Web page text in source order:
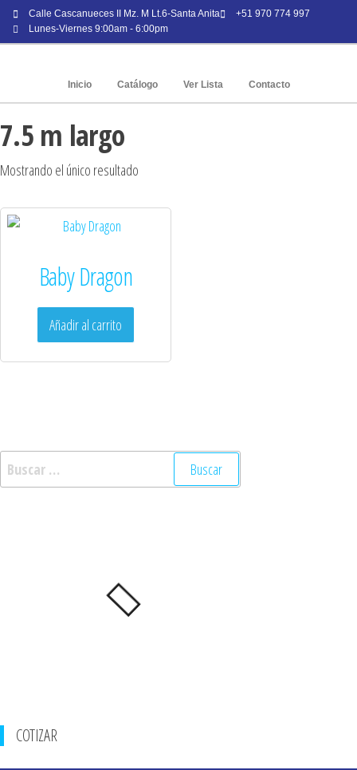
Calle Cascanueces II Mz. M Lt.6-Santa Anita
+51 970 774 997
Lunes-Viernes 9:00am - 6:00pm
Inicio Catálogo Ver Lista Contacto
7.5 m largo
Mostrando el único resultado
Baby Dragon
Añadir al carrito
COTIZAR